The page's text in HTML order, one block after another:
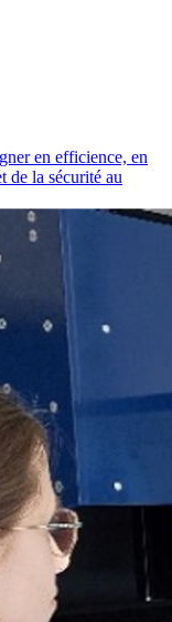
en efficience, en
de la sécurité au